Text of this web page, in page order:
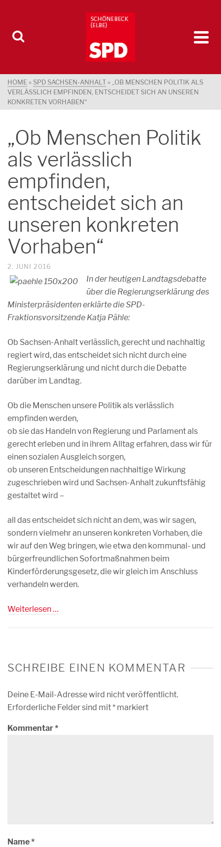
HOME » SPD SACHSEN-ANHALT »
„OB MENSCHEN POLITIK ALS
VERLÄSSLICH EMPFINDEN, ENTSCHEIDET SICH AN UNSEREN
KONKRETEN VORHABEN“
„Ob Menschen Politik
als verlässlich
empfinden,
entscheidet sich an
unseren konkreten
Vorhaben“
2. JUNI 2016
In der heutigen Landtagsdebatte
über die Regierungserklärung des
Ministerpräsidenten erklärte die SPD-
Fraktionsvorsitzende Katja Pähle:
Ob Sachsen-Anhalt verlässlich, gerecht und nachhaltig
regiert wird, das entscheidet sich nicht durch eine
Regierungserklärung und nicht durch die Debatte
darüber im Landtag.
Ob die Menschen unsere Politik als verlässlich
empfinden werden,
ob sie das Handeln von Regierung und Parlament als
gerecht erleben und in ihrem Alltag erfahren, dass wir für
einen sozialen Ausgleich sorgen,
ob unseren Entscheidungen nachhaltige Wirkung
zugeschrieben wird und Sachsen-Anhalt zukunftsfähig
gestaltet wird –
all das entscheidet sich nicht an dem, was wir sagen,
sondern vielmehr an unseren konkreten Vorhaben, die
wir auf den Weg bringen, wie etwa den kommunal- und
bürgerfreundlichen Sofortmaßnahmen beim
Kinderförderungsgesetz, die wir gleich im Anschluss
verhandeln werden.
Weiterlesen …
SCHREIBE EINEN KOMMENTAR
Deine E-Mail-Adresse wird nicht veröffentlicht.
Erforderliche Felder sind mit* markiert
Kommentar*
Name*